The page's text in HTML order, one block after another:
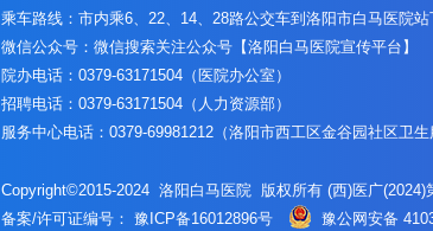
乘车路线：市内乘6、22、14、28路公交车到洛阳市白马医院
微信公众号：微信搜索关注公众号【洛阳白马医院宣传平台】
院办电话：0379-63171504（医院办公室）
招聘电话：0379-63171504（人力资源部）
服务中心电话：0379-69981212（洛阳市西工区金谷园社区卫
Copyright©2015-2024 洛阳白马医院 版权所有 (西)医广(2024)
备案/许可证编号： 豫ICP备16012896号 豫公网安备